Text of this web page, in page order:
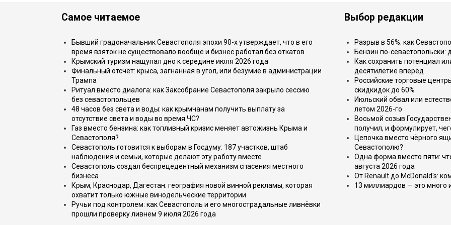
Самое читаемое
Бывший градоначальник Севастополя эпохи 90-х утверждает, что в его
время взяток не существовало вообще и бизнес работал без откатов
Крымский туризм нащупал дно к середине июля 2026 года
Финальный отсчёт: крыса, загнанная в угол, или безумие в администрации
Трампа
Ритуал вместо диалога: как Заксобрание Севастополя закрыло сессию
без севастопольцев
48 часов без света и воды: как крымчанам получить выплату за
отсутствие света и воды во время ЧС?
Газ вместо бензина: как топливный кризис меняет автожизнь Крыма и
Севастополя?
Севастополь готовится к выборам в Госдуму: 187 участков, штаб
наблюдения и семьи, которые делают эту работу вместе
Севастополь создал беспрецедентный механизм спасения местного
бизнеса
Крым, Краснодар, Дагестан: география новой винной рекламы, которая
охватит только южные винодельческие территории
Ручьи под контролем: как Севастополь и его многострадальные ливнёвки
прошли проверку ливнем 9 июля 2026 года
Выбор редакции
Разрыв в 56%: как
Бензин по-
Как сохранить потенциал
десятилетие вперёд
Российские торговые
скидкидок до 60%
Июльский обвал или
летом 2026-го
Восьмой созыв
получил, и формулирует,
Цепочка вместо чёрного
Севастополю?
Одна форма вместо пяти:
августа 2026 года
От Renault до McDonald's:
13 миллиардов — это много